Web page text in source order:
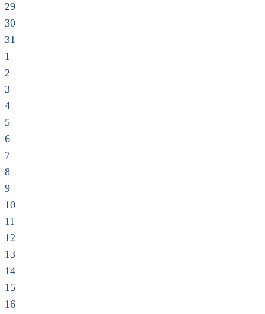
29
30
31
1
2
3
4
5
6
7
8
9
10
11
12
13
14
15
16